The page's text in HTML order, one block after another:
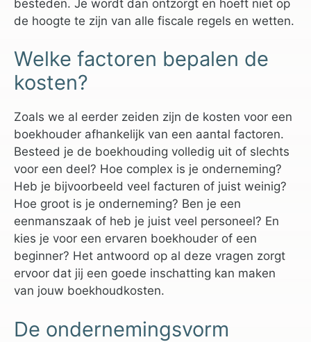
besteden. Je wordt dan ontzorgt en hoeft niet op
de hoogte te zijn van alle fiscale regels en wetten.
Welke factoren bepalen de
kosten?
Zoals we al eerder zeiden zijn de kosten voor een
boekhouder afhankelijk van een aantal factoren.
Besteed je de boekhouding volledig uit of slechts
voor een deel? Hoe complex is je onderneming?
Heb je bijvoorbeeld veel facturen of juist weinig?
Hoe groot is je onderneming? Ben je een
eenmanszaak of heb je juist veel personeel? En
kies je voor een ervaren boekhouder of een
beginner? Het antwoord op al deze vragen zorgt
ervoor dat jij een goede inschatting kan maken
van jouw boekhoudkosten.
De ondernemingsvorm